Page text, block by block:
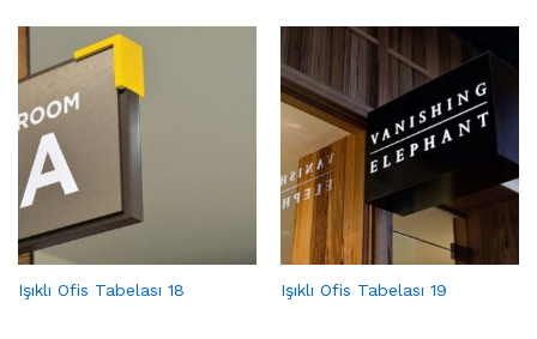
Işıklı Ofis Tabelası 18 Işıklı Ofis Tabelası 19